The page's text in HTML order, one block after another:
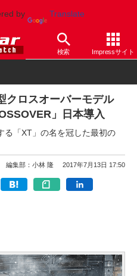
by Translate
検索 Impressサイト
クロスオーバーモデル
」日本導入
る「XT」の名を冠した最初の
編集部：小林 隆 2017年7月13日 17:50